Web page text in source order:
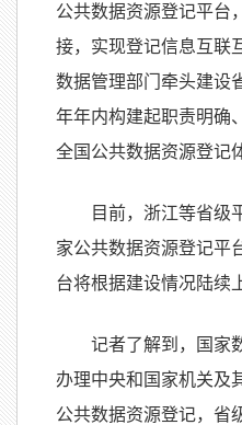
公共数据资源登记平台
接，实现登记信息互联
数据管理部门牵头建设
年年内构建起职责明确
全国公共数据资源登记
目前，浙江等省级
家公共数据资源登记平
台将根据建设情况陆续
记者了解到，国家
办理中央和国家机关及
公共数据资源登记，省